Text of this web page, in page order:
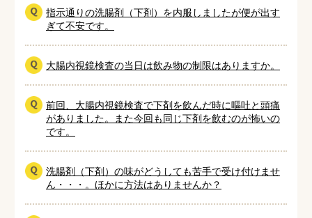
指示通りの洗腸剤（下剤）を内服しましたが便が出す
ぎて不安です。
大腸内視鏡検査の当日は飲み物の制限はありますか。
前回、大腸内視鏡検査で下剤を飲んだ時に嘔吐と頭痛
がありました。また今回も同じ下剤を飲むのが怖いの
です。
洗腸剤（下剤）の味がどうしても苦手で受け付けませ
ん・・・。ほかに方法はありませんか？